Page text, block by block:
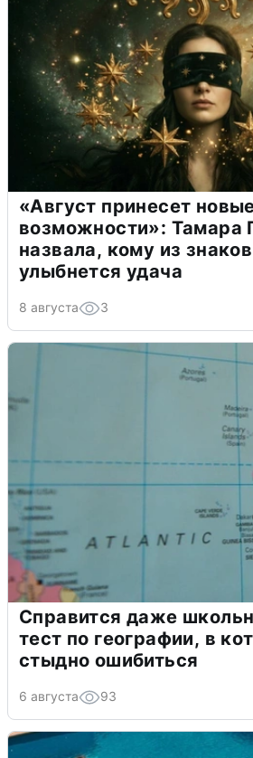
«Август принесет
возможности»: Тамара
назвала, кому из
улыбнется удача
8 августа 3
Справится даже
тест по географии, в
стыдно ошибиться
6 августа 93